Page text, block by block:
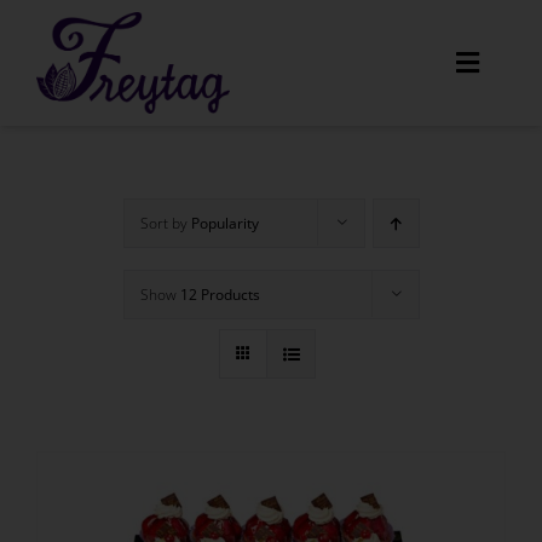
content
Toggle
Unser Angebot
Sort by Popularity
Show 12 Products